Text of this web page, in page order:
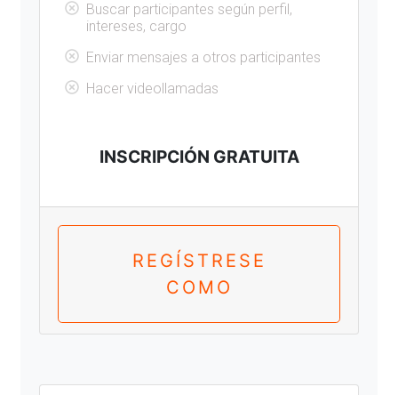
Buscar participantes según perfil,
intereses, cargo
Enviar mensajes a otros participantes
Hacer videollamadas
INSCRIPCIÓN GRATUITA
REGÍSTRESE
COMO